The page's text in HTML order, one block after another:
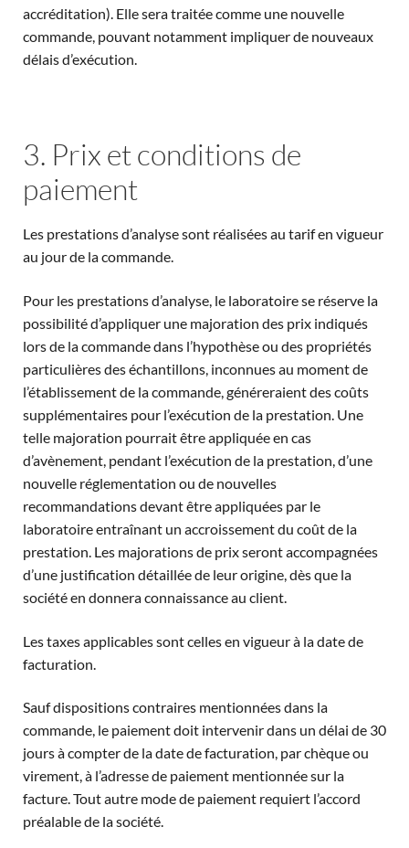
accréditation). Elle sera traitée comme une nouvelle
commande, pouvant notamment impliquer de nouveaux
délais d’exécution.
3. Prix et conditions de
paiement
Les prestations d’analyse sont réalisées au tarif en vigueur
au jour de la commande.
Pour les prestations d’analyse, le laboratoire se réserve la
possibilité d’appliquer une majoration des prix indiqués
lors de la commande dans l’hypothèse ou des propriétés
particulières des échantillons, inconnues au moment de
l’établissement de la commande, généreraient des coûts
supplémentaires pour l’exécution de la prestation. Une
telle majoration pourrait être appliquée en cas
d’avènement, pendant l’exécution de la prestation, d’une
nouvelle réglementation ou de nouvelles
recommandations devant être appliquées par le
laboratoire entraînant un accroissement du coût de la
prestation. Les majorations de prix seront accompagnées
d’une justification détaillée de leur origine, dès que la
société en donnera connaissance au client.
Les taxes applicables sont celles en vigueur à la date de
facturation.
Sauf dispositions contraires mentionnées dans la
commande, le paiement doit intervenir dans un délai de 30
jours à compter de la date de facturation, par chèque ou
virement, à l’adresse de paiement mentionnée sur la
facture. Tout autre mode de paiement requiert l’accord
préalable de la société.